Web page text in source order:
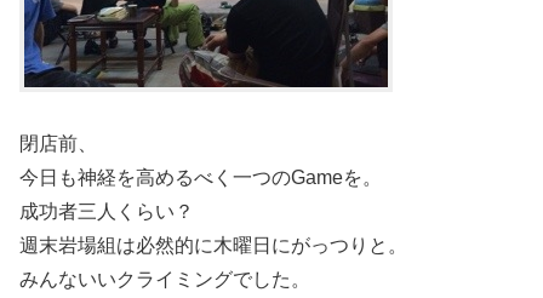
閉店前、
今日も神経を高めるべく一つのGameを。
成功者三人くらい？
週末岩場組は必然的に木曜日にがっつりと。
みんないいクライミングでした。